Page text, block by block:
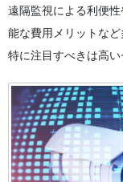
遠隔監視による利便
能な費用メリットなど
特に注目すべきは高い